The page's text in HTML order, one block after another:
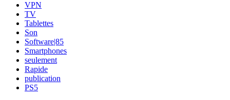
VPN
TV
Tablettes
Son
Software|85
Smartphones
seulement
Rapide
publication
PS5